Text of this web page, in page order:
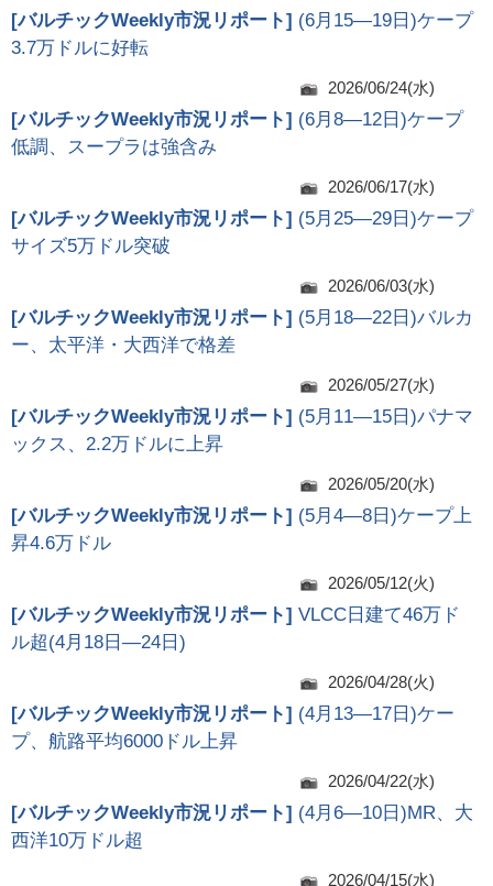
[バルチックWeekly市況リポート] (6月15―19日)ケープ
3.7万ドルに好転
2026/06/24(水)
[バルチックWeekly市況リポート] (6月8―12日)ケープ
低調、スープラは強含み
2026/06/17(水)
[バルチックWeekly市況リポート] (5月25―29日)ケープ
サイズ5万ドル突破
2026/06/03(水)
[バルチックWeekly市況リポート] (5月18―22日)バルカ
ー、太平洋・大西洋で格差
2026/05/27(水)
[バルチックWeekly市況リポート] (5月11―15日)パナマ
ックス、2.2万ドルに上昇
2026/05/20(水)
[バルチックWeekly市況リポート] (5月4―8日)ケープ上
昇4.6万ドル
2026/05/12(火)
[バルチックWeekly市況リポート] VLCC日建て46万ド
ル超(4月18日―24日)
2026/04/28(火)
[バルチックWeekly市況リポート] (4月13―17日)ケー
プ、航路平均6000ドル上昇
2026/04/22(水)
[バルチックWeekly市況リポート] (4月6―10日)MR、大
西洋10万ドル超
2026/04/15(水)